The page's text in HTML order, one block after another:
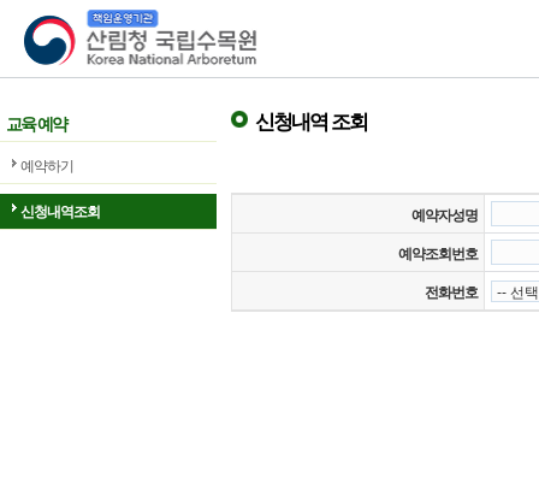
산림청 국립수목원
교육 예약
예약하기
신청내역조회
신청내역 조회
예약자성명
예약조회번호
전화번호